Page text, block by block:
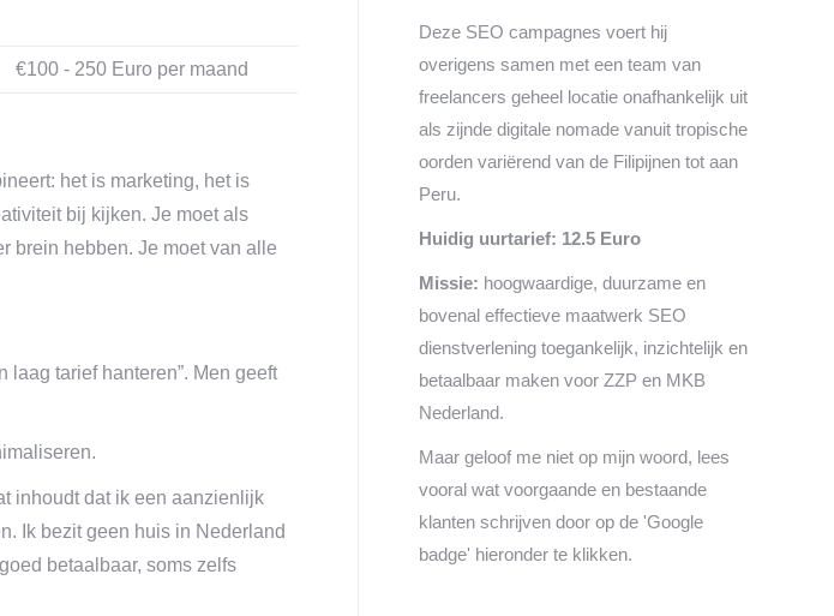
€100 - 250 Euro per maand
het is marketing, het is
bij kijken. Je moet als
brein hebben. Je moet van alle
laag tarief hanteren”. Men geeft
inhoudt dat ik een aanzienlijk
Ik bezit geen huis in Nederland
betaalbaar, soms zelfs
Deze SEO campagnes voert hij
overigens samen met een team van
freelancers geheel locatie onafhankelijk uit
als zijnde digitale nomade vanuit tropische
oorden variërend van de Filipijnen tot aan
Peru.
Huidig uurtarief: 12.5 Euro
Missie: hoogwaardige, duurzame en
bovenal effectieve maatwerk SEO
dienstverlening toegankelijk, inzichtelijk en
betaalbaar maken voor ZZP en MKB
Nederland.
Maar geloof me niet op mijn woord, lees
vooral wat voorgaande en bestaande
klanten schrijven door op de 'Google
badge' hieronder te klikken.